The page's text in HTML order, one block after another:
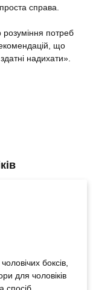
справа.
потреб
що
надихати».
боксів,
для чоловіків